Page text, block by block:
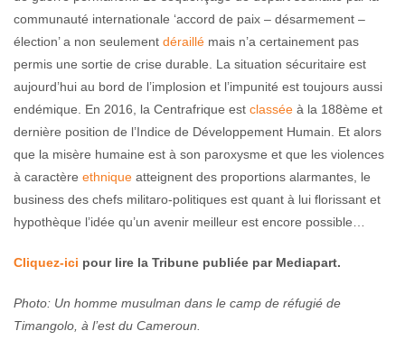
communauté internationale ‘accord de paix – désarmement –
élection’ a non seulement déraillé mais n’a certainement pas
permis une sortie de crise durable. La situation sécuritaire est
aujourd’hui au bord de l’implosion et l’impunité est toujours aussi
endémique. En 2016, la Centrafrique est classée à la 188ème et
dernière position de l’Indice de Développement Humain. Et alors
que la misère humaine est à son paroxysme et que les violences
à caractère ethnique atteignent des proportions alarmantes, le
business des chefs militaro-politiques est quant à lui florissant et
hypothèque l’idée qu’un avenir meilleur est encore possible…
Cliquez-ici pour lire la Tribune publiée par Mediapart.
Photo: Un homme musulman dans le camp de réfugié de
Timangolo, à l’est du Cameroun.